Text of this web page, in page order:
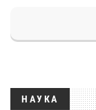
НАУКА